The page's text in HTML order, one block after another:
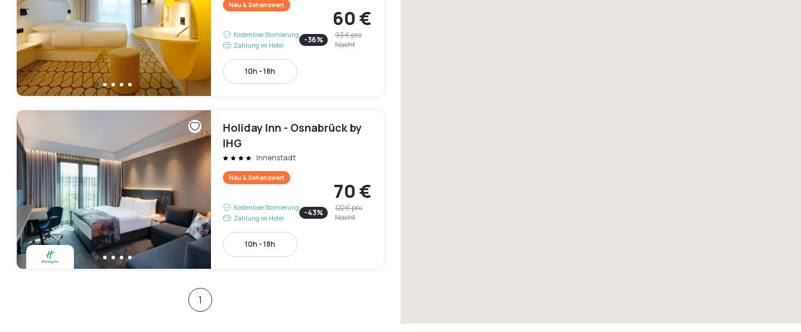
Neu & Sehenswert
Kostenlose Stornierung
Zahlung im Hotel
60 €
-36% 93 €pro
Nacht
10h - 18h
Holiday Inn - Osnabrück by
IHG
Innenstadt
Neu & Sehenswert
Kostenlose Stornierung
Zahlung im Hotel
70 €
-43% 122 €pro
Nacht
10h - 18h
1